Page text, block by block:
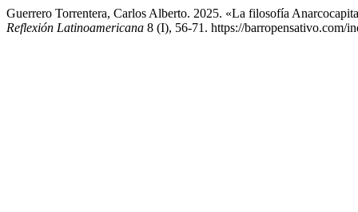
Guerrero Torrentera, Carlos Alberto. 2025. «La filosofía
Reflexión Latinoamericana 8 (I), 56-71. https://barropensativo.com/